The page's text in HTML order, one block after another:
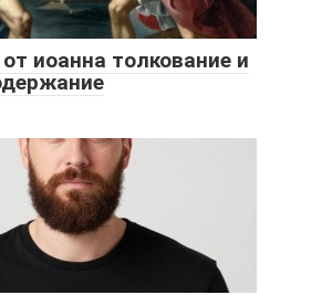
иоанна толкование и